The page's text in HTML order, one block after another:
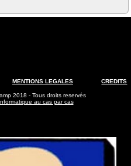
MENTIONS LEGALES CREDITS
2018 - Tous droits reservés
au cas par cas